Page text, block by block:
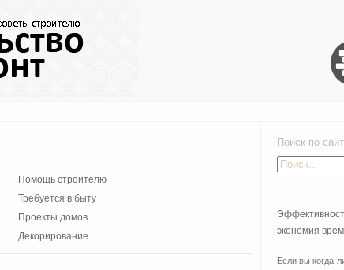
Помощь строителю
Требуется в быту
Проекты домов
Декорирование
Поиск по
экономия
Если вы когда-